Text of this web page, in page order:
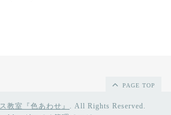
PAGE TOP
教室『色あわせ』 . All Rights Reserved.